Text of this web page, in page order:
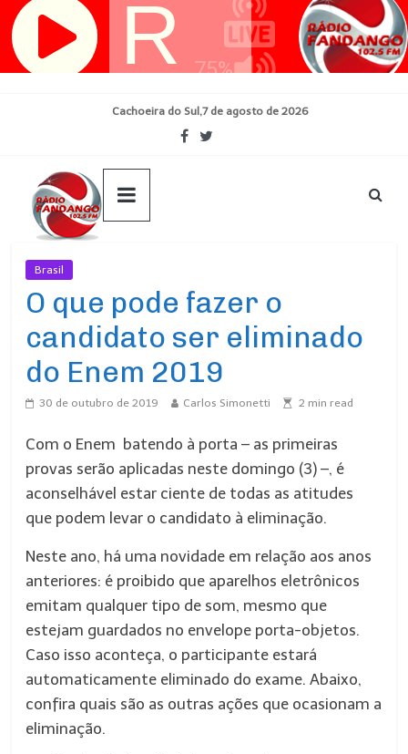
Pular
para
Cachoeira do Sul,7 de agosto de 2026
Brasil
O que pode fazer o
candidato ser eliminado
do Enem 2019
30 de outubro de 2019 Carlos Simonetti 2 min read
Com o Enem batendo à porta – as primeiras
provas serão aplicadas neste domingo (3) –, é
aconselhável estar ciente de todas as atitudes
que podem levar o candidato à eliminação.
Neste ano, há uma novidade em relação aos anos
anteriores: é proibido que aparelhos eletrônicos
emitam qualquer tipo de som, mesmo que
estejam guardados no envelope porta-objetos.
Caso isso aconteça, o participante estará
automaticamente eliminado do exame. Abaixo,
confira quais são as outras ações que ocasionam a
eliminação.